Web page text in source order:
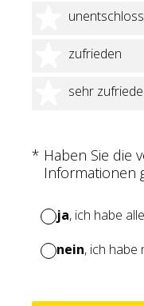
3
zufrieden
4
sehr
5
* Haben Sie die
Informationen
(Erforderlich.)
ja, ich habe
nein, ich habe